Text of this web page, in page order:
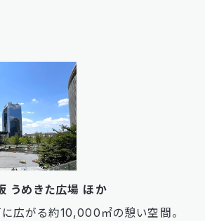
うめきた広場 ほか
広がる約10,000㎡の憩い空間。